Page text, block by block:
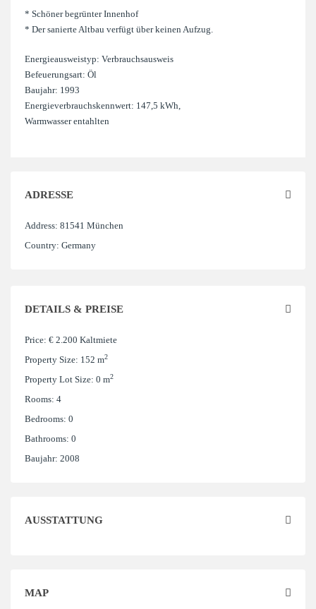
* Schöner begrünter Innenhof
* Der sanierte Altbau verfügt über keinen Aufzug.
Energieausweistyp: Verbrauchsausweis
Befeuerungsart: Öl
Baujahr: 1993
Energieverbrauchskennwert: 147,5 kWh,
Warmwasser entahlten
ADRESSE
Address: 81541 München
Country: Germany
DETAILS & PREISE
Price: € 2.200 Kaltmiete
Property Size: 152 m2
Property Lot Size: 0 m2
Rooms: 4
Bedrooms: 0
Bathrooms: 0
Baujahr: 2008
AUSSTATTUNG
MAP